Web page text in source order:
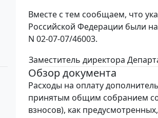
Вместе с тем сообщаем, что
Российской Федерации были
N 02-07-07/46003.
Заместитель директора
Обзор документа
Расходы на оплату
принятым общим собранием
взносов), как